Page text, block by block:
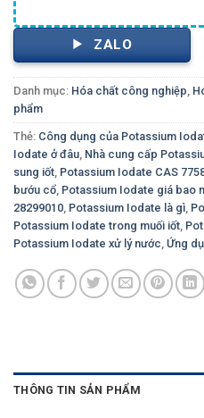
ZALO
Danh mục: Hóa chất công nghiệp,
phẩm
Thẻ: Công dụng của Potassium
Iodate ở đâu, Nhà cung cấp
sung iốt, Potassium Iodate CAS
bướu cổ, Potassium Iodate giá bao
28299010, Potassium Iodate là gì,
Potassium Iodate trong muối iốt,
Potassium Iodate xử lý nước, Ứng
THÔNG TIN SẢN PHẨM